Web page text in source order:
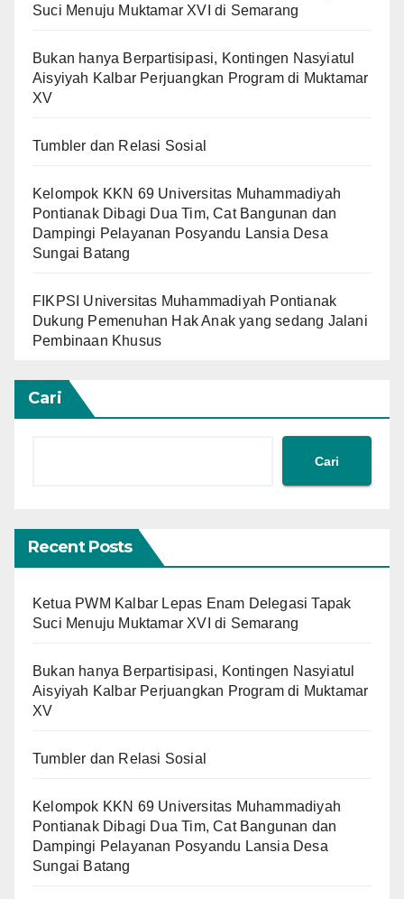
Suci Menuju Muktamar XVI di Semarang
Bukan hanya Berpartisipasi, Kontingen Nasyiatul
Aisyiyah Kalbar Perjuangkan Program di Muktamar
XV
Tumbler dan Relasi Sosial
Kelompok KKN 69 Universitas Muhammadiyah
Pontianak Dibagi Dua Tim, Cat Bangunan dan
Dampingi Pelayanan Posyandu Lansia Desa
Sungai Batang
FIKPSI Universitas Muhammadiyah Pontianak
Dukung Pemenuhan Hak Anak yang sedang Jalani
Pembinaan Khusus
Cari
Cari
Recent Posts
Ketua PWM Kalbar Lepas Enam Delegasi Tapak
Suci Menuju Muktamar XVI di Semarang
Bukan hanya Berpartisipasi, Kontingen Nasyiatul
Aisyiyah Kalbar Perjuangkan Program di Muktamar
XV
Tumbler dan Relasi Sosial
Kelompok KKN 69 Universitas Muhammadiyah
Pontianak Dibagi Dua Tim, Cat Bangunan dan
Dampingi Pelayanan Posyandu Lansia Desa
Sungai Batang